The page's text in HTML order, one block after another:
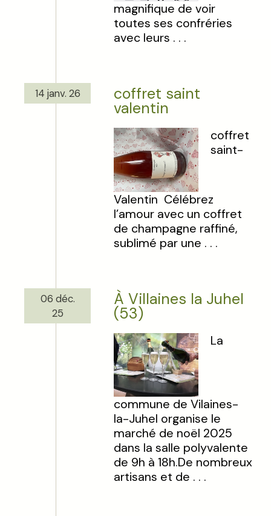
magnifique de voir
toutes ses confréries
avec leurs . . .
14 janv. 26 coffret saint
valentin
coffret
saint-
Valentin Célébrez
l’amour avec un coffret
de champagne raffiné,
sublimé par une . . .
06 déc.
25
À Villaines la Juhel
(53)
La
commune de Vilaines-
la-Juhel organise le
marché de noël 2025
dans la salle polyvalente
de 9h à 18h.De nombreux
artisans et de . . .